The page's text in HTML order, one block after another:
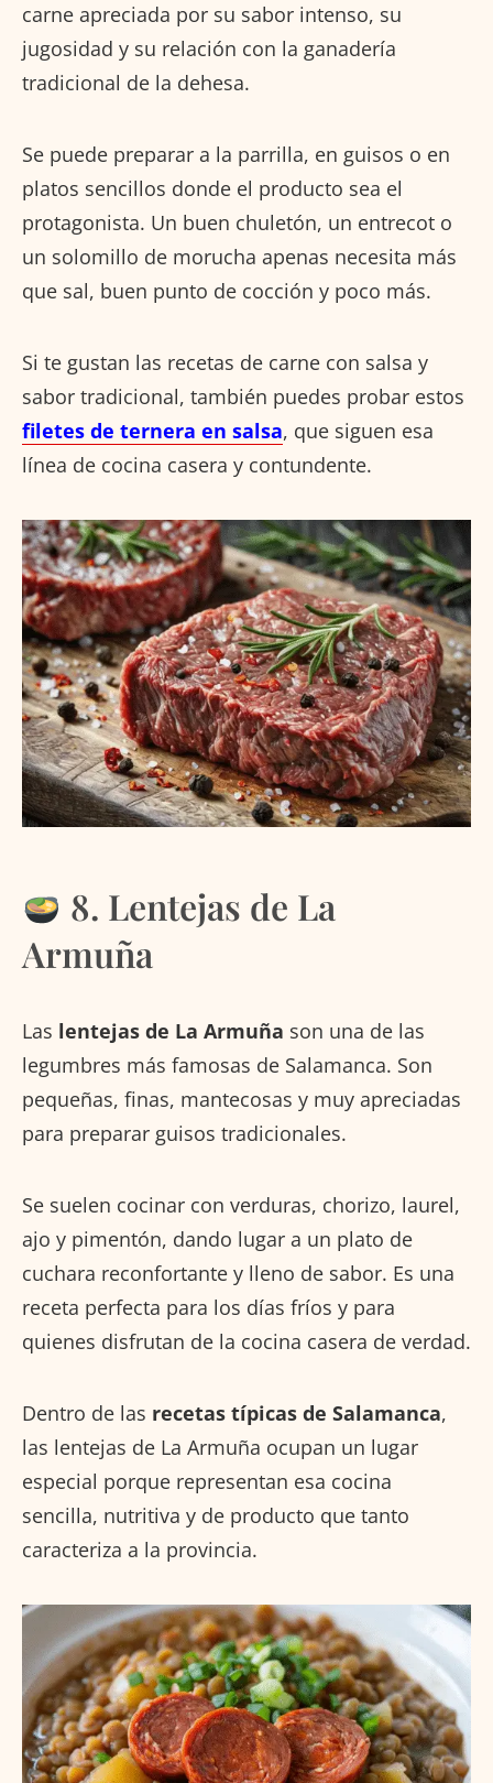
carne apreciada por su sabor intenso, su
jugosidad y su relación con la ganadería
tradicional de la dehesa.
Se puede preparar a la parrilla, en guisos o en
platos sencillos donde el producto sea el
protagonista. Un buen chuletón, un entrecot o
un solomillo de morucha apenas necesita más
que sal, buen punto de cocción y poco más.
Si te gustan las recetas de carne con salsa y
sabor tradicional, también puedes probar estos
filetes de ternera en salsa, que siguen esa
línea de cocina casera y contundente.
8. Lentejas de La
Armuña
Las lentejas de La Armuña son una de las
legumbres más famosas de Salamanca. Son
pequeñas, finas, mantecosas y muy apreciadas
para preparar guisos tradicionales.
Se suelen cocinar con verduras, chorizo, laurel,
ajo y pimentón, dando lugar a un plato de
cuchara reconfortante y lleno de sabor. Es una
receta perfecta para los días fríos y para
quienes disfrutan de la cocina casera de verdad.
Dentro de las recetas típicas de Salamanca,
las lentejas de La Armuña ocupan un lugar
especial porque representan esa cocina
sencilla, nutritiva y de producto que tanto
caracteriza a la provincia.